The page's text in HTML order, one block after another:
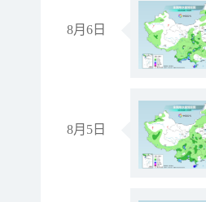
8月6日
8月5日